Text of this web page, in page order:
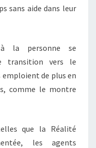
sans aide dans leur
la personne se
transition vers le
emploient de plus en
comme le montre
que la Réalité
les agents